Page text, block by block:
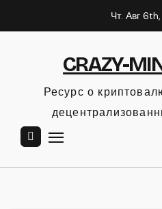
к
Чт. Авг
CRAZY-
Ресурс о